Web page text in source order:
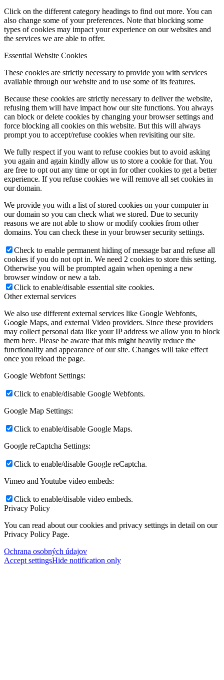
Click on the different category headings to find out more. You can
also change some of your preferences. Note that blocking some
types of cookies may impact your experience on our websites and
the services we are able to offer.
Essential Website Cookies
These cookies are strictly necessary to provide you with services
available through our website and to use some of its features.
Because these cookies are strictly necessary to deliver the website,
refusing them will have impact how our site functions. You always
can block or delete cookies by changing your browser settings and
force blocking all cookies on this website. But this will always
prompt you to accept/refuse cookies when revisiting our site.
We fully respect if you want to refuse cookies but to avoid asking
you again and again kindly allow us to store a cookie for that. You
are free to opt out any time or opt in for other cookies to get a better
experience. If you refuse cookies we will remove all set cookies in
our domain.
We provide you with a list of stored cookies on your computer in
our domain so you can check what we stored. Due to security
reasons we are not able to show or modify cookies from other
domains. You can check these in your browser security settings.
Check to enable permanent hiding of message bar and refuse all
cookies if you do not opt in. We need 2 cookies to store this setting.
Otherwise you will be prompted again when opening a new
browser window or new a tab.
Click to enable/disable essential site cookies.
Other external services
We also use different external services like Google Webfonts,
Google Maps, and external Video providers. Since these providers
may collect personal data like your IP address we allow you to block
them here. Please be aware that this might heavily reduce the
functionality and appearance of our site. Changes will take effect
once you reload the page.
Google Webfont Settings:
Click to enable/disable Google Webfonts.
Google Map Settings:
Click to enable/disable Google Maps.
Google reCaptcha Settings:
Click to enable/disable Google reCaptcha.
Vimeo and Youtube video embeds:
Click to enable/disable video embeds.
Privacy Policy
You can read about our cookies and privacy settings in detail on our
Privacy Policy Page.
Ochrana osobných údajov
Accept settingsHide notification only